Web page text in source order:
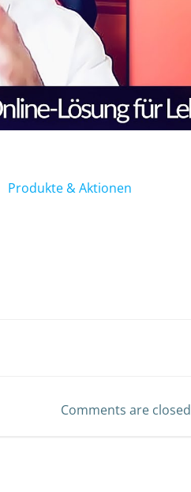
Produkte & Aktionen
Comments are closed